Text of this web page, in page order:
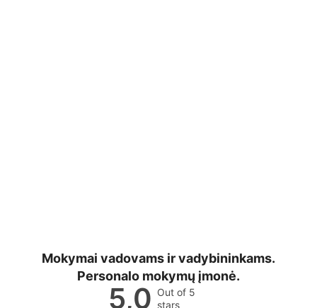
Mokymai vadovams ir vadybininkams.
Personalo mokymų įmonė.
5,0 Out of 5
stars